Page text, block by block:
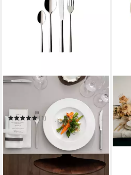
VILLEROY & BOCH
Tafelbesteck 4-teilig
(1)
ab 18,30 € UVP22,90 €
-20%
in 4-5 Werktagen bei dir